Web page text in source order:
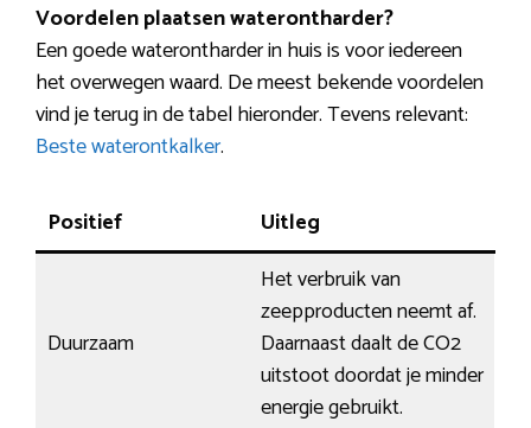
Voordelen plaatsen waterontharder?
Een goede waterontharder in huis is voor iedereen
het overwegen waard. De meest bekende voordelen
vind je terug in de tabel hieronder. Tevens relevant:
Beste waterontkalker.
Positief Uitleg
Duurzaam
Het verbruik van
zeepproducten neemt af.
Daarnaast daalt de CO2
uitstoot doordat je minder
energie gebruikt.